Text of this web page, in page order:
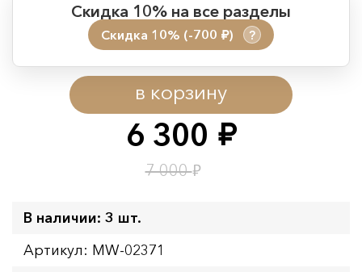
6 300 руб.
7 000₽
в корзину
Скидка 10% на все разделы
Скидка 10% (-700 руб.) ?
Период действия акции:
Начало:
08.08.2026 00:01
Окончание:
09.08.2026 23:59
Время до окончания:
В наличии: 3 шт.
Артикул: MW-02371